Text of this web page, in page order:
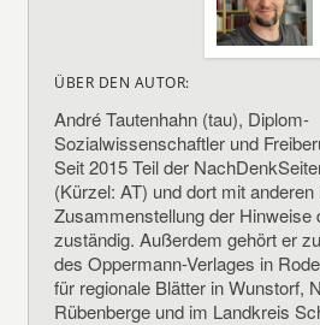
ÜBER DEN AUTOR:
André Tautenhahn (tau), Diplom-
Sozialwissenschaftler und
Seit 2015 Teil der
(Kürzel: AT) und dort mit
Zusammenstellung der Hinweise
zuständig. Außerdem gehört er
des Oppermann-Verlages in
für regionale Blätter in Wunstorf,
Rübenberge und im Landkreis